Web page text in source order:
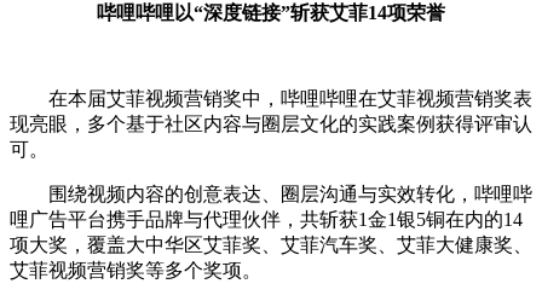
哔哩哔哩以“深度链接”斩获艾菲14项荣誉
在本届艾菲视频营销奖中，哔哩哔哩在艾菲视频营销奖表
现亮眼，多个基于社区内容与圈层文化的实践案例获得评审认
可。
围绕视频内容的创意表达、圈层沟通与实效转化，哔哩哔
哩广告平台携手品牌与代理伙伴，共斩获1金1银5铜在内的14
项大奖，覆盖大中华区艾菲奖、艾菲汽车奖、艾菲大健康奖、
艾菲视频营销奖等多个奖项。